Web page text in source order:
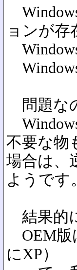
ョンが存
問題な
不要な物
場合は、
ようです
結果的
OEM版
にXP）